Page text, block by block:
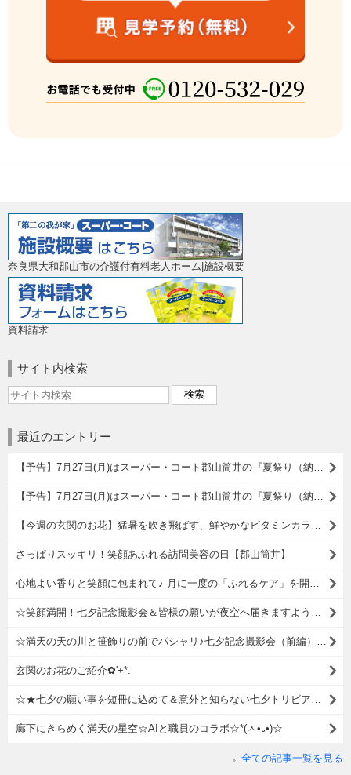
奈良県大和郡山市の介護付有料老人ホーム|施設概要
資料請求
サイト内検索
最近のエントリー
さっぱりスッキリ！笑顔あふれる訪問美容の日【郡山筒井】
玄関のお花のご紹介✿'+*.
廊下にきらめく満天の星空☆AIと職員のコラボ☆*(ㅅ•᎑•)☆
全ての記事一覧を見る